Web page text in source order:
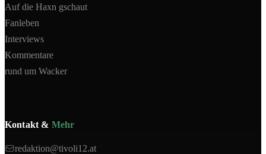
Auf die Haxn gschaut
Fanleben
Interviews
Kommentare
rund um Wacker
Kontakt & Mehr
redaktion@tivoli12.at